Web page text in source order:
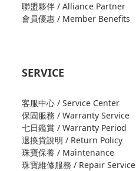
聯盟夥伴 / Alliance Partner
會員優惠 / Member Benefits
SERVICE
客服中心 / Service Center
保固服務 / Warranty Service
七日鑑賞 / Warranty Period
退換貨說明 / Return Policy
珠寶保養 / Maintenance
珠寶維修服務 / Repair Service